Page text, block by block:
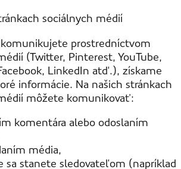
sociálnych médií
prostredníctvom
(Twitter, Pinterest, YouTube,
LinkedIn atď.), získame
informácie. Na našich stránkach
môžete komunikovať:
komentára alebo odoslaním
média,
sa stanete sledovateľom (napríklad